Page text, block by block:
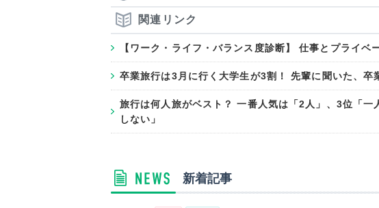
関連リンク
【ワーク・ライフ・バランス度診断】 仕事とプライベ
卒業旅行は3月に行く大学生が3割！ 先輩に聞いた、卒
旅行は何人旅がベスト？ 一番人気は「2人」、3位「一
しない」
新着記事